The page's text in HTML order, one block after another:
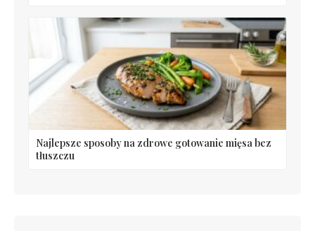
Najlepsze sposoby na zdrowe gotowanie mięsa bez
tłuszczu